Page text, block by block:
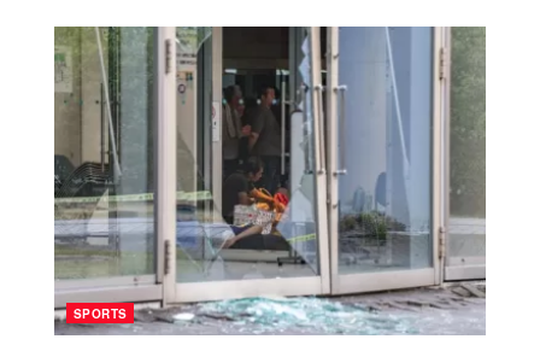
SPORTS